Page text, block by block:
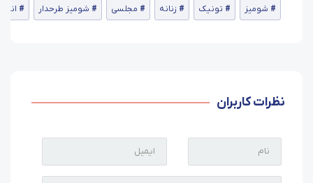
شومیز تونیک زنانه مجلسی شومیز طرحدار
نظرات کاربران